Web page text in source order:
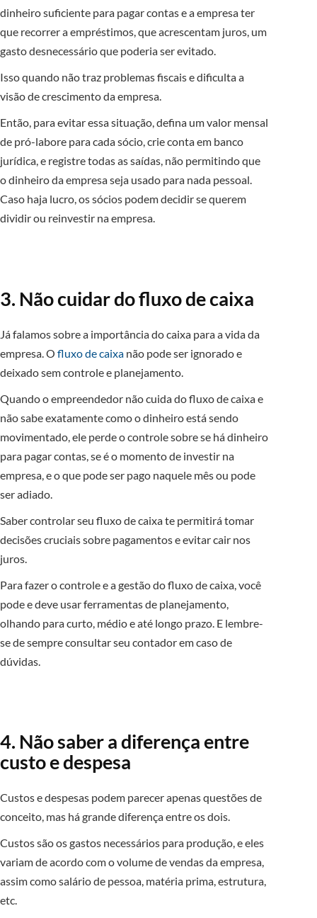
dinheiro suficiente para pagar contas e a empresa ter
que recorrer a empréstimos, que acrescentam juros, um
gasto desnecessário que poderia ser evitado.
Isso quando não traz problemas fiscais e dificulta a
visão de crescimento da empresa.
Então, para evitar essa situação, defina um valor mensal
de pró-labore para cada sócio, crie conta em banco
jurídica, e registre todas as saídas, não permitindo que
o dinheiro da empresa seja usado para nada pessoal.
Caso haja lucro, os sócios podem decidir se querem
dividir ou reinvestir na empresa.
3. Não cuidar do fluxo de caixa
Já falamos sobre a importância do caixa para a vida da
empresa. O fluxo de caixa não pode ser ignorado e
deixado sem controle e planejamento.
Quando o empreendedor não cuida do fluxo de caixa e
não sabe exatamente como o dinheiro está sendo
movimentado, ele perde o controle sobre se há dinheiro
para pagar contas, se é o momento de investir na
empresa, e o que pode ser pago naquele mês ou pode
ser adiado.
Saber controlar seu fluxo de caixa te permitirá tomar
decisões cruciais sobre pagamentos e evitar cair nos
juros.
Para fazer o controle e a gestão do fluxo de caixa, você
pode e deve usar ferramentas de planejamento,
olhando para curto, médio e até longo prazo. E lembre-
se de sempre consultar seu contador em caso de
dúvidas.
4. Não saber a diferença entre
custo e despesa
Custos e despesas podem parecer apenas questões de
conceito, mas há grande diferença entre os dois.
Custos são os gastos necessários para produção, e eles
variam de acordo com o volume de vendas da empresa,
assim como salário de pessoa, matéria prima, estrutura,
etc.